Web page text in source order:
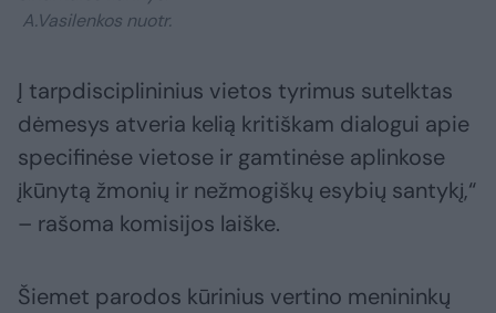
A.Vasilenkos nuotr.
Į tarpdisciplininius vietos tyrimus sutelktas
dėmesys atveria kelią kritiškam dialogui apie
specifinėse vietose ir gamtinėse aplinkose
įkūnytą žmonių ir nežmogiškų esybių santykį,“
– rašoma komisijos laiške.
Šiemet parodos kūrinius vertino menininkų